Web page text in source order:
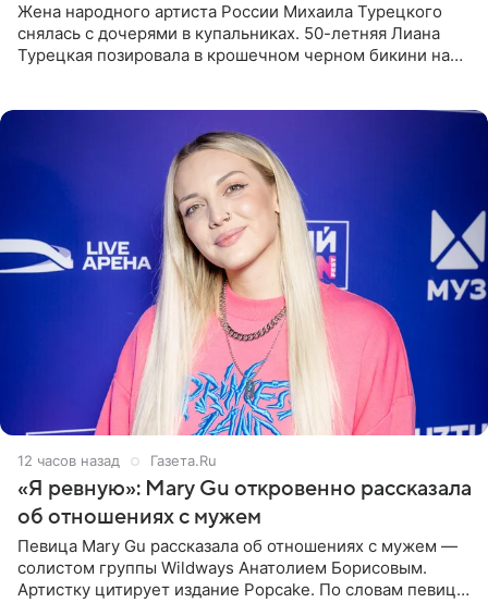
Жена народного артиста России Михаила Турецкого
снялась с дочерями в купальниках. 50-летняя Лиана
Турецкая позировала в крошечном черном бикини на
12 часов назад Газета.Ru
«Я ревную»: Mary Gu откровенно рассказала
об отношениях с мужем
Певица Mary Gu рассказала об отношениях с мужем —
солистом группы Wildways Анатолием Борисовым.
Артистку цитирует издание Popcake. По словам певицы,